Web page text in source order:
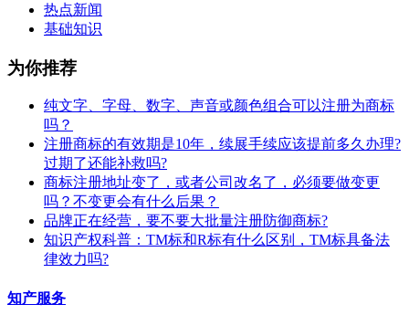
热点新闻
基础知识
为你推荐
纯文字、字母、数字、声音或颜色组合可以注册为商标
吗？
注册商标的有效期是10年，续展手续应该提前多久办理?
过期了还能补救吗?
商标注册地址变了，或者公司改名了，必须要做变更
吗？不变更会有什么后果？
​品牌正在经营，要不要大批量注册防御商标?
知识产权科普：TM标和R标有什么区别，TM标具备法
律效力吗?
知产服务